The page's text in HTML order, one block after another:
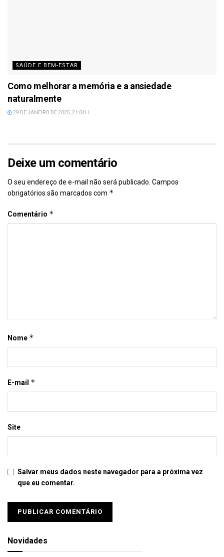
SAÚDE E BEM-ESTAR
Como melhorar a memória e a ansiedade
naturalmente
29 DE JANEIRO DE 2025, 21:04H
Deixe um comentário
O seu endereço de e-mail não será publicado. Campos
obrigatórios são marcados com *
Comentário *
Nome *
E-mail *
Site
Salvar meus dados neste navegador para a próxima vez
que eu comentar.
Novidades